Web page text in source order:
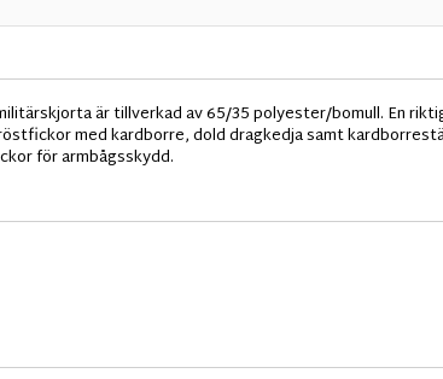
är tillverkad av 65/35 polyester/bomull. En
med kardborre, dold dragkedja samt
för armbågsskydd.